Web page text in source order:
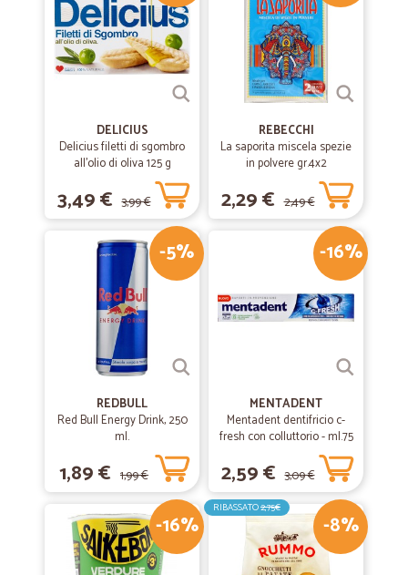
DELICIUS
Delicius filetti di sgombro
all'olio di oliva 125 g
3,49 € 3,99 €
REBECCHI
La saporita miscela spezie
in polvere gr.4x2
2,29 € 2,49 €
-5%
REDBULL
Red Bull Energy Drink, 250
ml.
1,89 € 1,99 €
-16%
MENTADENT
Mentadent dentifricio c-
fresh con colluttorio - ml.75
2,59 € 3,09 €
-16% -8%
RIBASSATO2,75€